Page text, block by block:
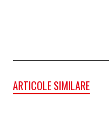
ARTICOLE SIMILARE